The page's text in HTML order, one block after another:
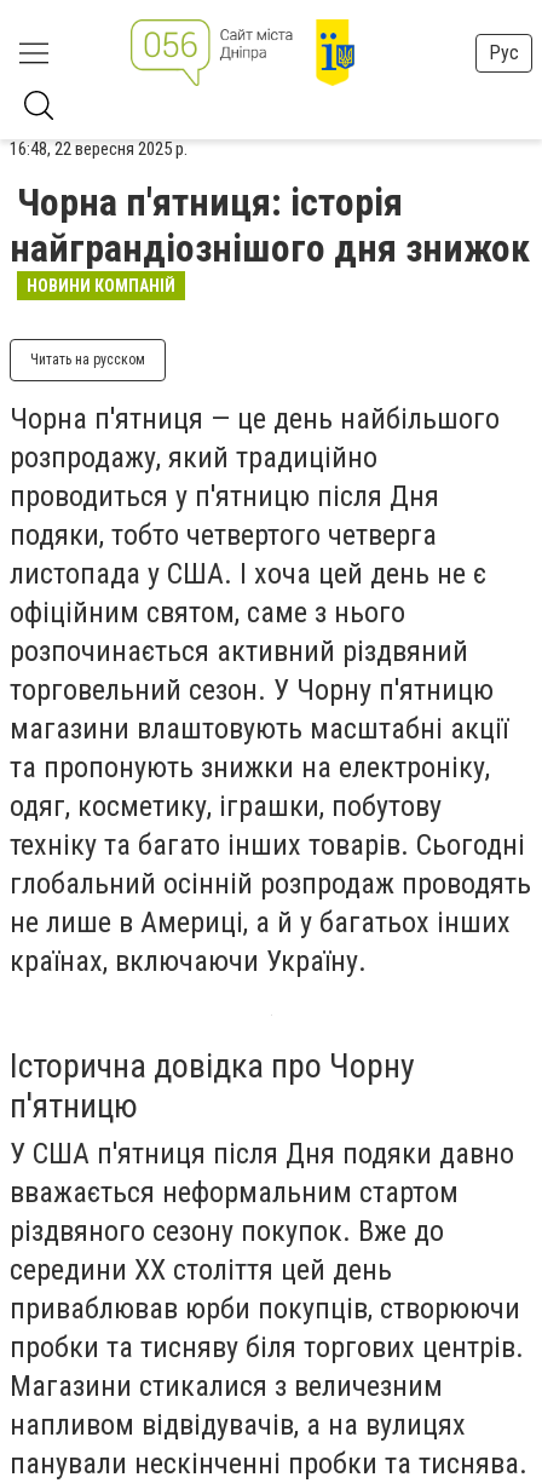
Рус
16:48, 22 вересня 2025 р.
Чорна п'ятниця: історія
найграндіознішого дня знижок
НОВИНИ КОМПАНІЙ
Читать на русском
Чорна п'ятниця — це день найбільшого
розпродажу, який традиційно
проводиться у п'ятницю після Дня
подяки, тобто четвертого четверга
листопада у США. І хоча цей день не є
офіційним святом, саме з нього
розпочинається активний різдвяний
торговельний сезон. У Чорну п'ятницю
магазини влаштовують масштабні акції
та пропонують знижки на електроніку,
одяг, косметику, іграшки, побутову
техніку та багато інших товарів. Сьогодні
глобальний осінній розпродаж проводять
не лише в Америці, а й у багатьох інших
країнах, включаючи Україну.
Історична довідка про Чорну
п'ятницю
У США п'ятниця після Дня подяки давно
вважається неформальним стартом
різдвяного сезону покупок. Вже до
середини XX століття цей день
приваблював юрби покупців, створюючи
пробки та тисняву біля торгових центрів.
Магазини стикалися з величезним
напливом відвідувачів, а на вулицях
панували нескінченні пробки та тиснява.